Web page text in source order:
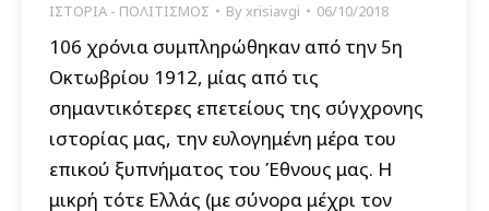
ΙΣΤΟΡΙΑ - ΠΟΛΙΤΙΣΜΟΣ Byxrisiavgi 06/10/2018
106 χρόνια συμπληρώθηκαν από την 5η
Οκτωβρίου 1912, μίας από τις
σημαντικότερες επετείους της σύγχρονης
ιστορίας μας, την ευλογημένη μέρα του
επικού ξυπνήματος του Έθνους μας. Η
μικρή τότε Ελλάς (με σύνορα μέχρι τον